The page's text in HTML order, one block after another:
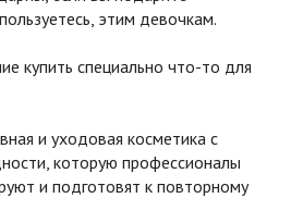
этим девочкам.
купить специально что-то для
и уходовая косметика с
которую профессионалы
и подготовят к повторному